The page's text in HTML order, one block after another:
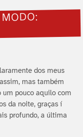
dos meus
mas também
pouco aquilo com
da noite, graças í
profundo, a última